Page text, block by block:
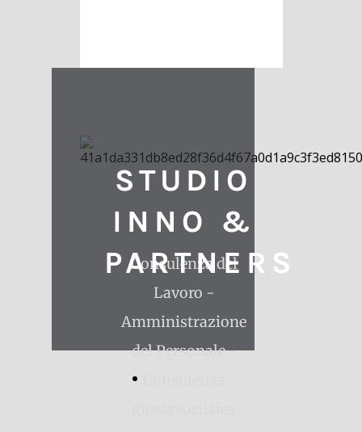
STUDIO
INNO &
PARTNERS
Consulenza del
Lavoro -
Amministrazione
del Personale -